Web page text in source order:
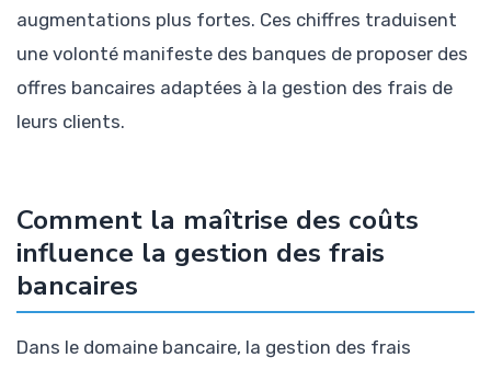
augmentations plus fortes. Ces chiffres traduisent
une volonté manifeste des banques de proposer des
offres bancaires adaptées à la gestion des frais de
leurs clients.
Comment la maîtrise des coûts
influence la gestion des frais
bancaires
Dans le domaine bancaire, la gestion des frais